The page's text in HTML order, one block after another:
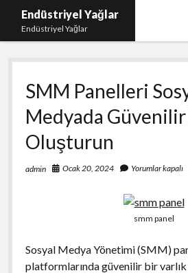
Endüstriyel Yağlar
Endüstriyel Yağlar
Igtv Yorum Hilesi Ücretsiz
Instagram Gizli Hesap Görme
Linkedin Beğeni Yükleme
Liste
Sayfa Listesi
SMM Panelleri
Medyada Güvenilir
Oluşturun
admin Ocak 20, 2024 Yorumlar kapalı
smm panel
Sosyal Medya Yönetimi (SMM)
platformlarında güvenilir bir